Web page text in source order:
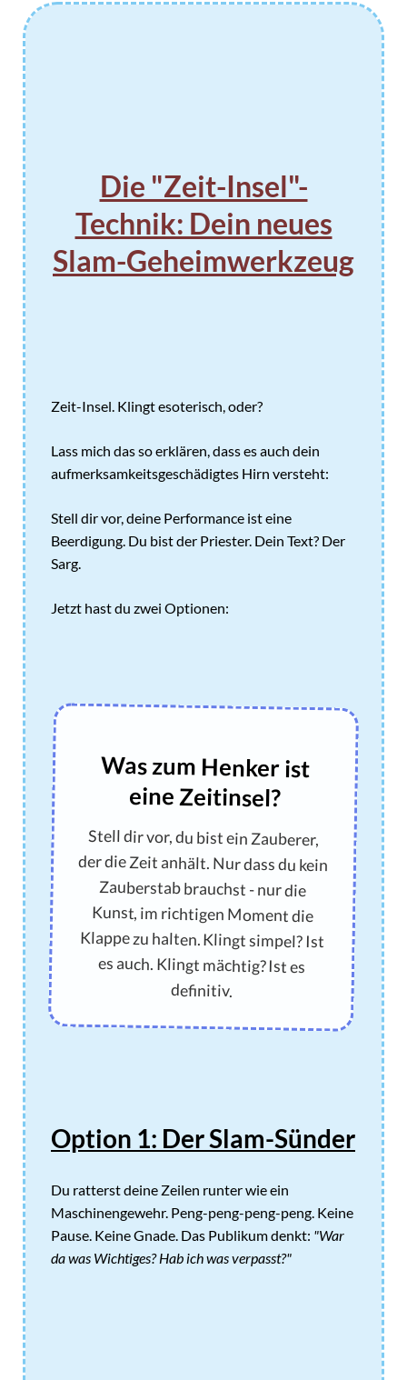
Die "Zeit-Insel"-
Technik: Dein neues
Slam-Geheimwerkzeug
Zeit-Insel. Klingt esoterisch, oder?
Lass mich das so erklären, dass es auch dein
aufmerksamkeitsgeschädigtes Hirn versteht:
Stell dir vor, deine Performance ist eine
Beerdigung. Du bist der Priester. Dein Text? Der
Sarg.
Jetzt hast du zwei Optionen:
Was zum Henker ist
eine Zeitinsel?
Stell dir vor, du bist ein Zauberer,
der die Zeit anhält. Nur dass du kein
Zauberstab brauchst - nur die
Kunst, im richtigen Moment die
Klappe zu halten. Klingt simpel? Ist
es auch. Klingt mächtig? Ist es
definitiv.
Option 1: Der Slam-Sünder
Du ratterst deine Zeilen runter wie ein
Maschinengewehr. Peng-peng-peng-peng. Keine
Pause. Keine Gnade. Das Publikum denkt: "War
da was Wichtiges? Hab ich was verpasst?"